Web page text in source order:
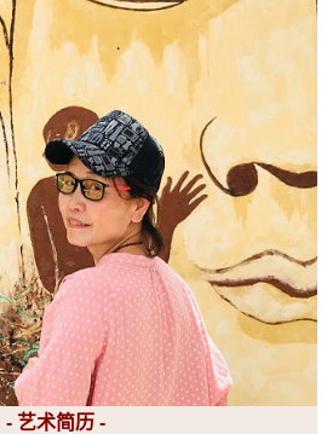
- 艺术简历 -